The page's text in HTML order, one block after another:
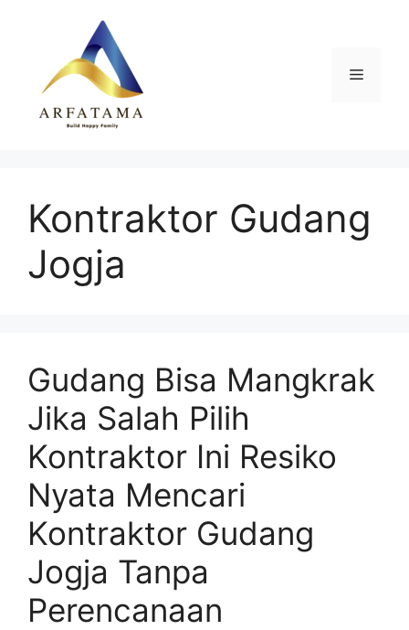
Menu
Kontraktor Gudang
Jogja
Gudang Bisa Mangkrak
Jika Salah Pilih
Kontraktor Ini Resiko
Nyata Mencari
Kontraktor Gudang
Jogja Tanpa
Perencanaan